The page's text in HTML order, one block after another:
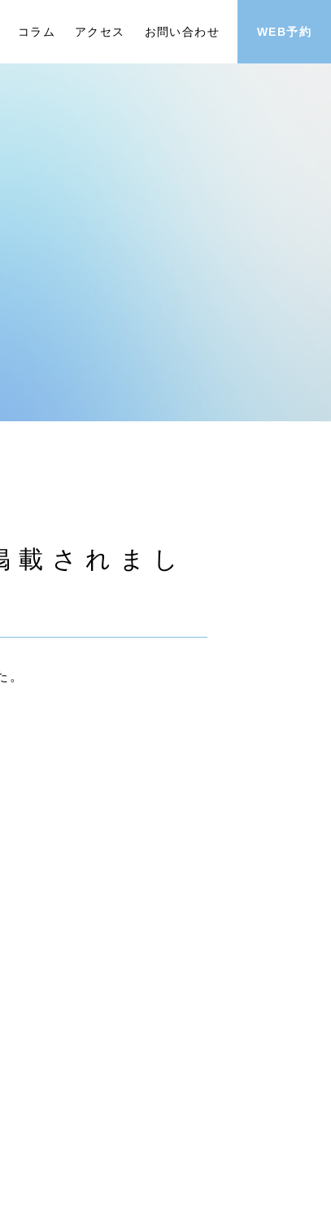
コラム アクセス お問い合わせ WEB予約
されまし